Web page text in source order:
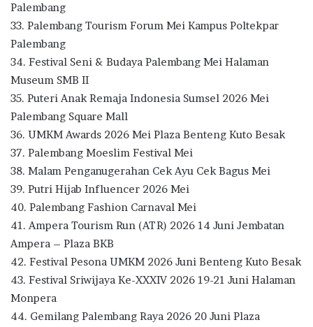
Palembang
33. Palembang Tourism Forum Mei Kampus Poltekpar
Palembang
34. Festival Seni & Budaya Palembang Mei Halaman
Museum SMB II
35. Puteri Anak Remaja Indonesia Sumsel 2026 Mei
Palembang Square Mall
36. UMKM Awards 2026 Mei Plaza Benteng Kuto Besak
37. Palembang Moeslim Festival Mei
38. Malam Penganugerahan Cek Ayu Cek Bagus Mei
39. Putri Hijab Influencer 2026 Mei
40. Palembang Fashion Carnaval Mei
41. Ampera Tourism Run (ATR) 2026 14 Juni Jembatan
Ampera – Plaza BKB
42. Festival Pesona UMKM 2026 Juni Benteng Kuto Besak
43. Festival Sriwijaya Ke-XXXIV 2026 19-21 Juni Halaman
Monpera
44. Gemilang Palembang Raya 2026 20 Juni Plaza